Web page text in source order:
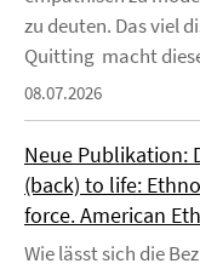
zu deuten. Das viel
Quitting macht
08.07.2026
Neue Publikation:
(back) to life:
force. American
Wie lässt sich die